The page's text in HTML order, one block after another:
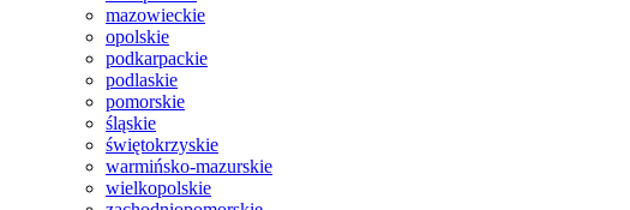
mazowieckie
opolskie
podkarpackie
podlaskie
pomorskie
śląskie
świętokrzyskie
warmińsko-mazurskie
wielkopolskie